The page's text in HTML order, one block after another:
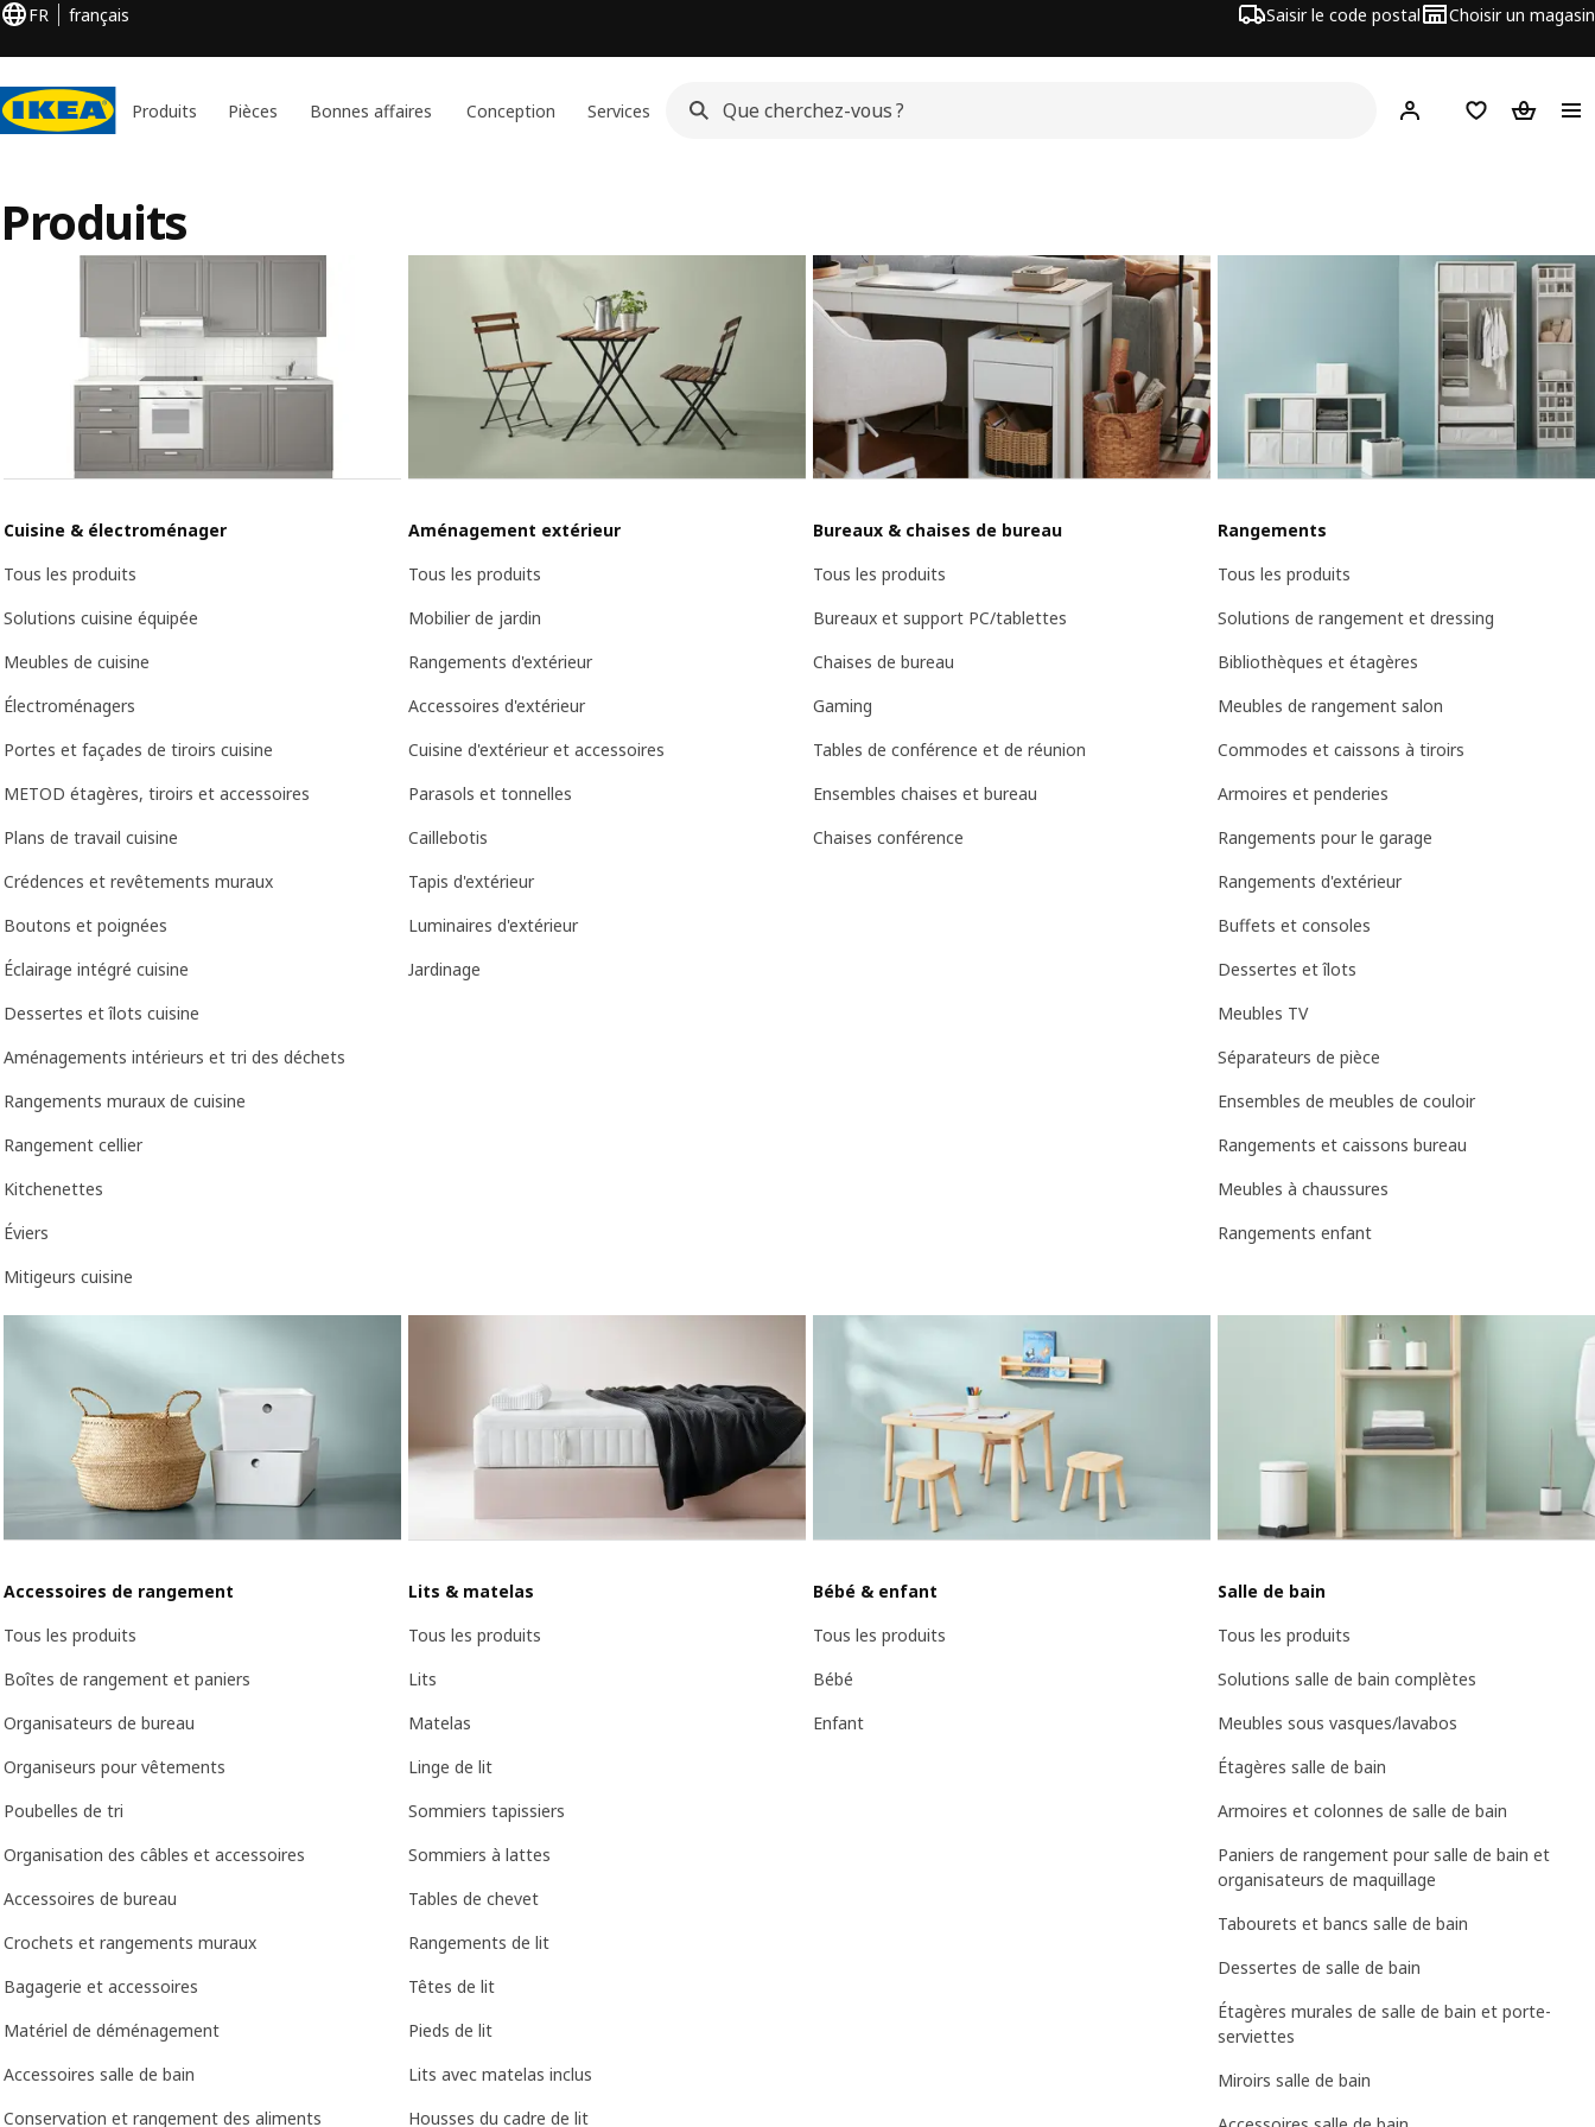
FR français Saisir le code postal Choisir un magasin
Produits Pièces Bonnes affaires Conception Services Mon compteFavorisPanier
Produits
Cuisine & électroménager
Tous les produits
Solutions cuisine équipée
Meubles de cuisine
Électroménagers
Portes et façades de tiroirs cuisine
METOD étagères, tiroirs et accessoires
Plans de travail cuisine
Crédences et revêtements muraux
Boutons et poignées
Éclairage intégré cuisine
Dessertes et îlots cuisine
Aménagements intérieurs et tri des déchets
Rangements muraux de cuisine
Rangement cellier
Kitchenettes
Éviers
Mitigeurs cuisine
Aménagement extérieur
Tous les produits
Mobilier de jardin
Rangements d'extérieur
Accessoires d'extérieur
Cuisine d'extérieur et accessoires
Parasols et tonnelles
Caillebotis
Tapis d'extérieur
Luminaires d'extérieur
Jardinage
Bureaux & chaises de bureau
Tous les produits
Bureaux et support PC/tablettes
Chaises de bureau
Gaming
Tables de conférence et de réunion
Ensembles chaises et bureau
Chaises conférence
Rangements
Tous les produits
Solutions de rangement et dressing
Bibliothèques et étagères
Meubles de rangement salon
Commodes et caissons à tiroirs
Armoires et penderies
Rangements pour le garage
Rangements d'extérieur
Buffets et consoles
Dessertes et îlots
Meubles TV
Séparateurs de pièce
Ensembles de meubles de couloir
Rangements et caissons bureau
Meubles à chaussures
Rangements enfant
Accessoires de rangement
Tous les produits
Boîtes de rangement et paniers
Organisateurs de bureau
Organiseurs pour vêtements
Poubelles de tri
Organisation des câbles et accessoires
Accessoires de bureau
Crochets et rangements muraux
Bagagerie et accessoires
Matériel de déménagement
Accessoires salle de bain
Conservation et rangement des aliments
Lits & matelas
Tous les produits
Lits
Matelas
Linge de lit
Sommiers tapissiers
Sommiers à lattes
Tables de chevet
Rangements de lit
Têtes de lit
Pieds de lit
Lits avec matelas inclus
Housses du cadre de lit
Bébé & enfant
Tous les produits
Bébé
Enfant
Salle de bain
Tous les produits
Solutions salle de bain complètes
Meubles sous vasques/lavabos
Étagères salle de bain
Armoires et colonnes de salle de bain
Paniers de rangement pour salle de bain et
organisateurs de maquillage
Tabourets et bancs salle de bain
Dessertes de salle de bain
Étagères murales de salle de bain et porte-
serviettes
Miroirs salle de bain